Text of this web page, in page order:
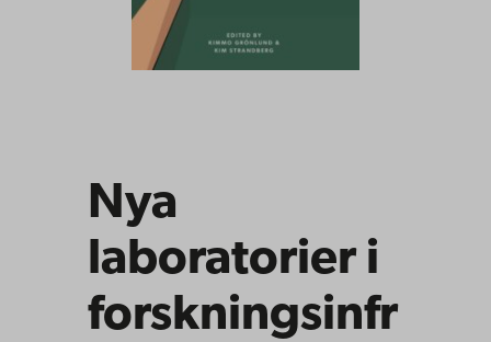
Nya
laboratorier i
forskningsinfr